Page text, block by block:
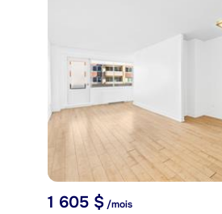
1 605 $/mois